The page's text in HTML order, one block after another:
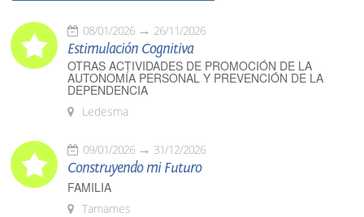
08/01/2026 26/11/2026
Estimulación Cognitiva
OTRAS ACTIVIDADES DE PROMOCIÓN DE LA
AUTONOMÍA PERSONAL Y PREVENCIÓN DE LA
DEPENDENCIA
Ledesma
09/01/2026 31/12/2026
Construyendo mi Futuro
FAMILIA
Tamames